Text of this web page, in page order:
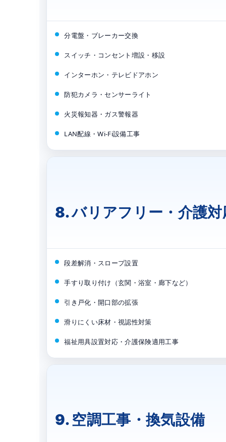
分電盤・ブレーカー交換
スイッチ・コンセント増設・移設
インターホン・テレビドアホン
防犯カメラ・センサーライト
火災報知器・ガス警報器
LAN配線・Wi-Fi設備工事
8. バリアフリー・介護対
段差解消・スロープ設置
手すり取り付け（玄関・浴室・廊下など）
引き戸化・開口部の拡張
滑りにくい床材・視認性対策
福祉用具設置対応・介護保険適用工事
9. 空調工事・換気設備